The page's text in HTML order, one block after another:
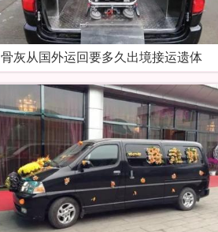
骨灰从国外运回要多久出境接运遗体